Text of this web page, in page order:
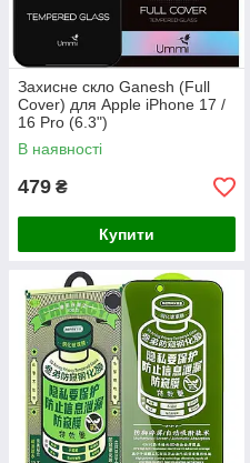
Захисне скло Ganesh (Full
Cover) для Apple iPhone 17 /
16 Pro (6.3")
В наявності
479 ₴
Купити